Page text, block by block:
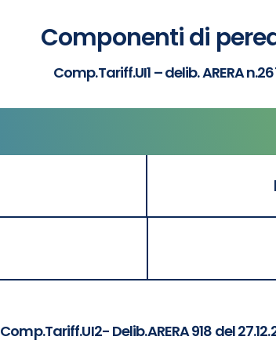
Componenti di
Comp.Tariff.UI1 – delib. ARERA
Comp.Tariff.UI2- Delib.ARERA 918 del